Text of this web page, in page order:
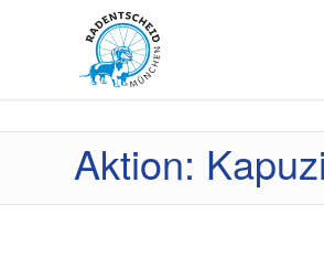
Aktion: